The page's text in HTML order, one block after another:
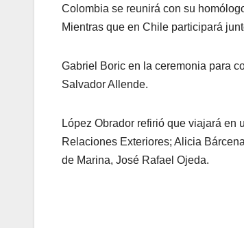
Colombia se reunirá con su
Mientras que en Chile participará
Gabriel Boric en la ceremonia para
Salvador Allende.
López Obrador refirió que viajará en
Relaciones Exteriores; Alicia
de Marina, José Rafael Ojeda.